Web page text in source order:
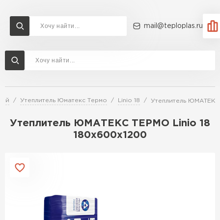
mail@teploplas.ru
Утеплитель Юматекс Термо Linio 18 Утеплитель
Утеплитель ЮМАТЕКС ТЕРМО Linio 18
180х600х1200
Доставка и оплата
Утеплитель Ветонит
Утеплитель Технониколь
Утеплитель Rockwool